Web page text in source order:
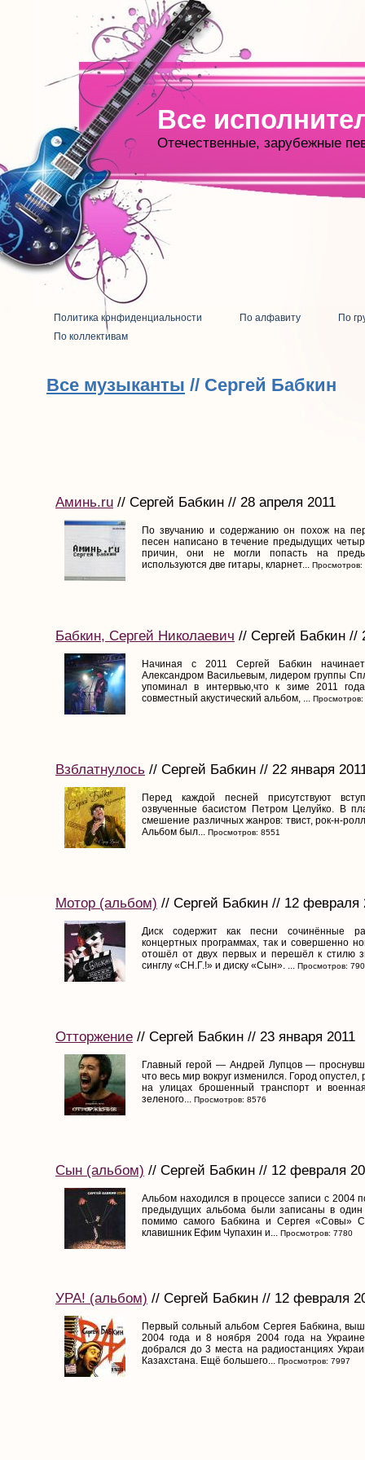
Все
Отечественные, зарубежные
Политика конфиденциальности По алфавиту
По
По коллективам
Все музыканты // Сергей Бабкин
Аминь.ru // Сергей Бабкин // 28 апреля 2011
По звучанию и содержанию он похож на
песен написано в течение предыдущих
причин, они не могли попасть на
используются две гитары, кларнет... Просмотров:
Бабкин, Сергей Николаевич // Сергей Бабкин //
Начиная с 2011 Сергей Бабкин
Александром Васильевым, лидером группы
упоминал в интервью,что к зиме 2011
совместный акустический альбом, ...
Взблатнулось // Сергей Бабкин // 22 января
Перед каждой песней присутствуют
озвученные басистом Петром Целуйко. В
смешение различных жанров: твист, рок-н-
Альбом был... Просмотров: 8551
Мотор (альбом) // Сергей Бабкин // 12 февраля
Диск содержит как песни сочинённые
концертных программах, так и совершенно
отошёл от двух первых и перешёл к стилю
синглу «СН.Г.!» и диску «Сын». ... Просмотров:
Отторжение // Сергей Бабкин // 23 января 2011
Главный герой — Андрей Лупцов —
что весь мир вокруг изменился. Город
на улицах брошенный транспорт и
зеленого... Просмотров: 8576
Сын (альбом) // Сергей Бабкин // 12 февраля
Альбом находился в процессе записи с 2004
предыдущих альбома были записаны в
помимо самого Бабкина и Сергея «Совы»
клавишник Ефим Чупахин и... Просмотров: 7780
УРА! (альбом) // Сергей Бабкин // 12 февраля
Первый сольный альбом Сергея Бабкина,
2004 года и 8 ноября 2004 года на
добрался до 3 места на радиостанциях
Казахстана. Ещё большего... Просмотров: 7997